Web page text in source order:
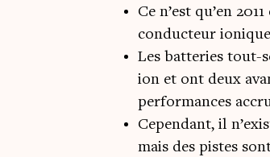
Ce n’est qu’en
conducteur
Les batteries tout-
ion et ont deux
performances
Cependant, il
mais des pistes